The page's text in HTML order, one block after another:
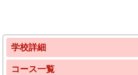
学校詳細
コース一覧